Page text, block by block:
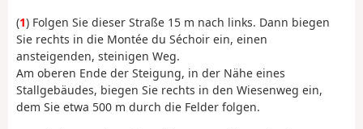
(1) Folgen Sie dieser Straße 15 m nach links. Dann biegen
Sie rechts in die Montée du Séchoir ein, einen
ansteigenden, steinigen Weg.
Am oberen Ende der Steigung, in der Nähe eines
Stallgebäudes, biegen Sie rechts in den Wiesenweg ein,
dem Sie etwa 500 m durch die Felder folgen.